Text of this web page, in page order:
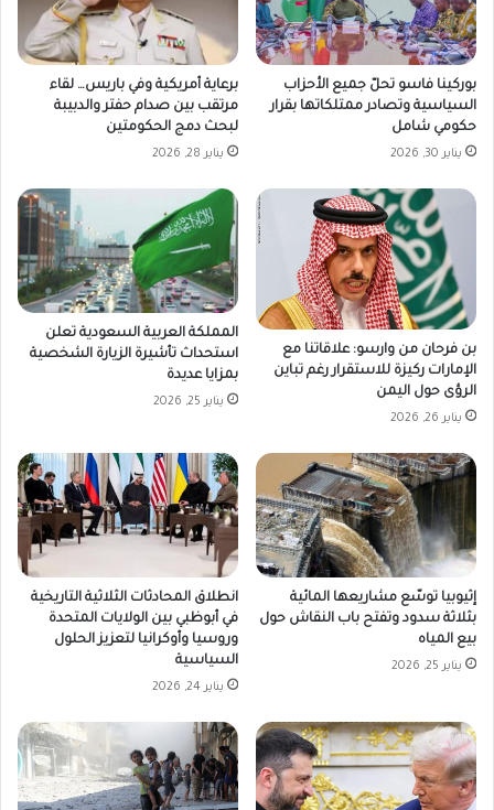
بوركينا فاسو تحلّ جميع الأحزاب
السياسية وتصادر ممتلكاتها بقرار
حكومي شامل
يناير 30, 2026
برعاية أمريكية وفي باريس… لقاء
مرتقب بين صدام حفتر والدبيبة
لبحث دمج الحكومتين
يناير 28, 2026
بن فرحان من وارسو: علاقاتنا مع
الإمارات ركيزة للاستقرار رغم تباين
الرؤى حول اليمن
يناير 26, 2026
المملكة العربية السعودية تعلن
استحداث تأشيرة الزيارة الشخصية
بمزايا عديدة
يناير 25, 2026
إثيوبيا توسّع مشاريعها المائية
بثلاثة سدود وتفتح باب النقاش حول
بيع المياه
يناير 25, 2026
انطلاق المحادثات الثلاثية التاريخية
في أبوظبي بين الولايات المتحدة
وروسيا وأوكرانيا لتعزيز الحلول
السياسية
يناير 24, 2026